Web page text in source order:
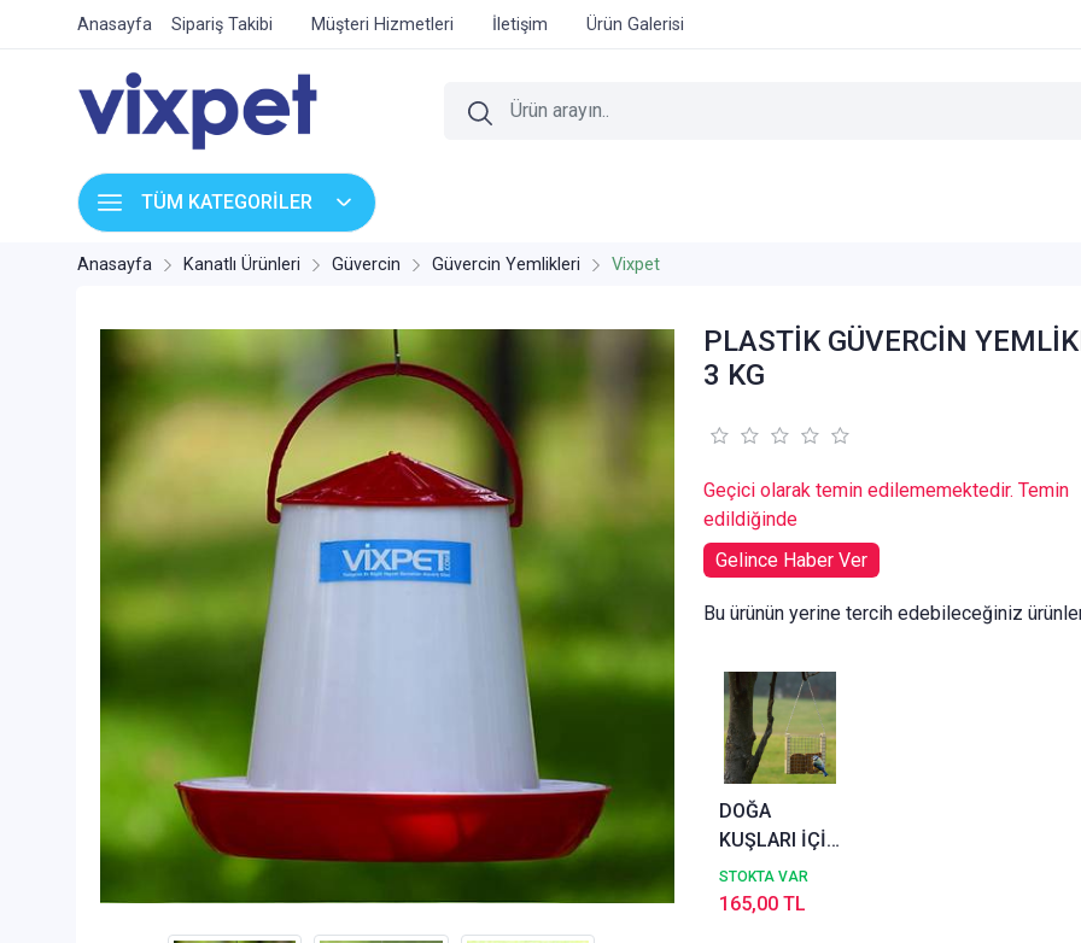
Anasayfa Sipariş Takibi Müşteri Hizmetleri İletişim Ürün Galerisi
TÜM KATEGORİLER
Anasayfa Kanatlı Ürünleri Güvercin Güvercin Yemlikleri Vixpet
PLASTİK GÜVERCİN
3 KG
Geçici olarak temin edilememektedir. Temin
edildiğinde
Gelince Haber Ver
Bu ürünün yerine tercih edebileceğiniz
DOĞA
KUŞLARI İÇİN
EKMEKLİK
STOKTA VAR
165,00 TL